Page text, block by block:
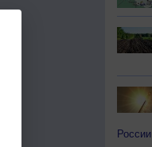
России